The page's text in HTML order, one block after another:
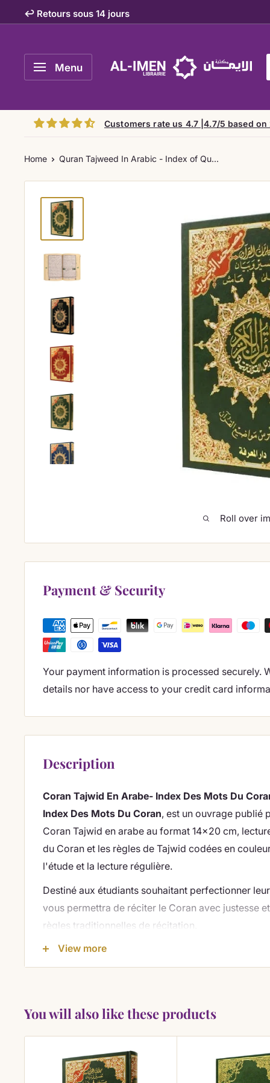
to
↩️ Retours sous 14 jours
Menu
Al-
Customers rate us 4.7 |4.7/5 based
Home Quran Tajweed In Arabic - Index of Qu...
Roll over
Payment & Security
Your payment information is processed securely.
details nor have access to your credit card
Description
Coran Tajwid En Arabe- Index Des Mots Du
Index Des Mots Du Coran, est un ouvrage publié
Coran Tajwid en arabe au format 14x20 cm,
du Coran et les règles de Tajwid codées en
l'étude et la lecture régulière.
Destiné aux étudiants souhaitant perfectionner
vous permettra de réciter le Coran avec justesse
règles traditionnelles de récitation.
Cette édition du Saint Coran Tajwid en lecture
tajwid de manière intuitive.
Contenu et particularités
View more
You will also like these products